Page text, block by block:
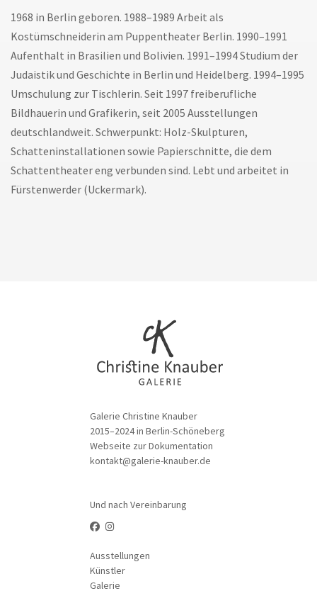
1968 in Berlin geboren. 1988–1989 Arbeit als
Kostümschneiderin am Puppentheater Berlin. 1990–1991
Aufenthalt in Brasilien und Bolivien. 1991–1994 Studium der
Judaistik und Geschichte in Berlin und Heidelberg. 1994–1995
Umschulung zur Tischlerin. Seit 1997 freiberufliche
Bildhauerin und Grafikerin, seit 2005 Ausstellungen
deutschlandweit. Schwerpunkt: Holz-Skulpturen,
Schatteninstallationen sowie Papierschnitte, die dem
Schattentheater eng verbunden sind. Lebt und arbeitet in
Fürstenwerder (Uckermark).
Galerie Christine Knauber
2015–2024 in Berlin-Schöneberg
Webseite zur Dokumentation
kontakt@galerie-knauber.de
Und nach Vereinbarung
Ausstellungen
Künstler
Galerie